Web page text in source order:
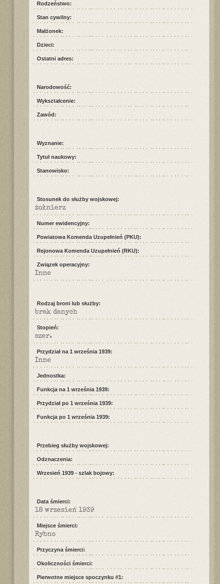
Rodzeństwo:
Stan cywilny:
Małżonek:
Dzieci:
Ostatni adres:
Narodowość:
Wykształcenie:
Zawód:
Wyznanie:
Tytuł naukowy:
Stanowisko:
Stosunek do służby wojskowej:
żołnierz
Numer ewidencyjny:
Powiatowa Komenda Uzupełnień (PKU):
Rejonowa Komenda Uzupełnień (RKU):
Związek operacyjny:
Inne
Rodzaj broni lub służby:
brak danych
Stopień:
szer.
Przydział na 1 września 1939:
Inne
Jednostka:
Funkcja na 1 września 1939:
Przydział po 1 września 1939:
Funkcja po 1 września 1939:
Przebieg służby wojskowej:
Odznaczenia:
Wrzesień 1939 - szlak bojowy:
Data śmierci:
18 wrzesień 1939
Miejsce śmierci:
Rybno
Przyczyna śmierci:
Okoliczności śmierci:
Pierwotne miejsce spoczynku #1: